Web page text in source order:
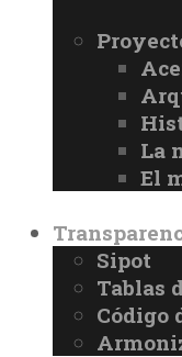
La
El
Sipot
Tablas
Código